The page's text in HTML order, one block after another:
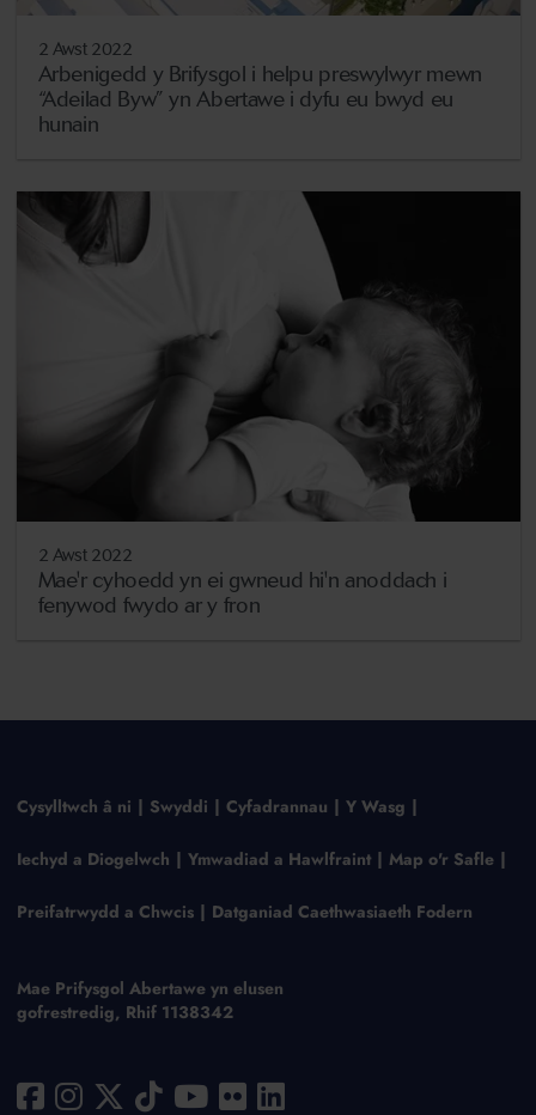
2 Awst 2022
Arbenigedd y Brifysgol i helpu preswylwyr mewn
“Adeilad Byw” yn Abertawe i dyfu eu bwyd eu
hunain
2 Awst 2022
Mae'r cyhoedd yn ei gwneud hi'n anoddach i
fenywod fwydo ar y fron
Cysylltwch â ni Swyddi Cyfadrannau Y Wasg
Iechyd a Diogelwch Ymwadiad a Hawlfraint Map o'r Safle
Preifatrwydd a Chwcis Datganiad Caethwasiaeth Fodern
Mae Prifysgol Abertawe yn elusen
gofrestredig, Rhif 1138342